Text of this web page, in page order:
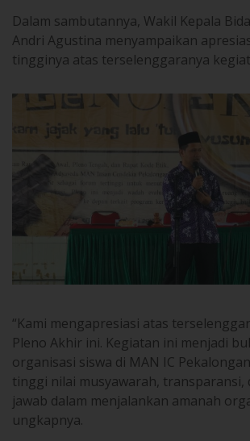
Dalam sambutannya, Wakil Kepala
Andri Agustina menyampaikan
tingginya atas terselenggaranya
“Kami mengapresiasi atas
Pleno Akhir ini. Kegiatan ini menjadi
organisasi siswa di MAN IC
tinggi nilai musyawarah, transparansi,
jawab dalam menjalankan amanah
ungkapnya.